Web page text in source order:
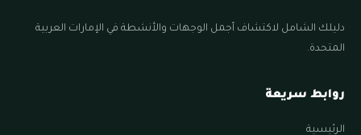
دليلك الشامل لاكتشاف أجمل الوجهات والأنشطة في الإمارات العربية
المتحدة.
روابط سريعة
الرئيسية